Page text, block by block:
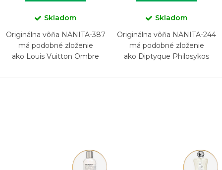
Skladom
Originálna vôňa NANITA-387
má podobné zloženie
ako Louis Vuitton Ombre
Skladom
Originálna vôňa NANITA-244
má podobné zloženie
ako Diptyque Philosykos